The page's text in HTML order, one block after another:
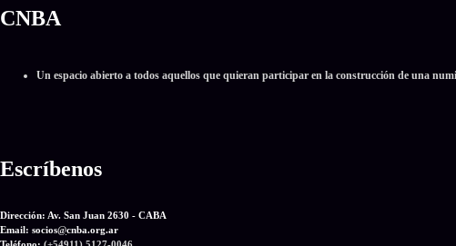
CNBA
Un espacio abierto a todos aquellos que quieran participar en la construcción de una
Escríbenos
Dirección: Av. San Juan 2630 - CABA
Email: socios@cnba.org.ar